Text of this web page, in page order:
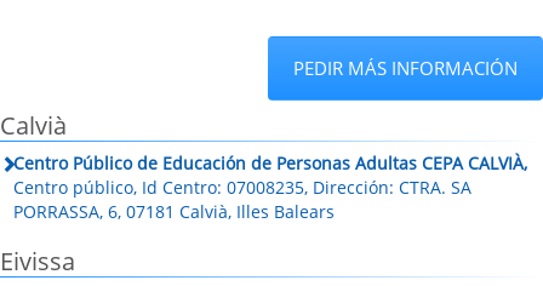
PEDIR MÁS INFORMACIÓN
Calvià
Centro Público de Educación de Personas Adultas CEPA CALVIÀ,
Centro público, Id Centro: 07008235, Dirección: CTRA. SA
PORRASSA, 6, 07181 Calvià, Illes Balears
Eivissa